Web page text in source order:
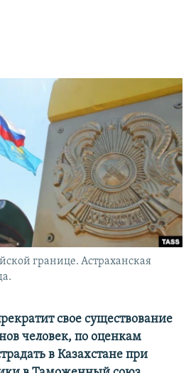
границе. Астраханская
свое существование
человек, по оценкам
в Казахстане при